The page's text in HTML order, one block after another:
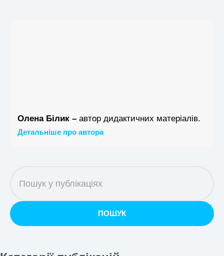
Олена Білик – автор дидактичних матеріалів.
Детальніше про автора
ПОШУК